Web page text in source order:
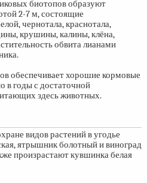
биотопов образуют
2-7 м,состоящие
чернотала, краснотала,
крушины, калины, клёна,
обвита лианами
обеспечивает хорошие кормовые
в годы с достаточной
здесь животных.
видов растений в угодье
ятрышник болотный и виноград
произрастают кувшинка белая